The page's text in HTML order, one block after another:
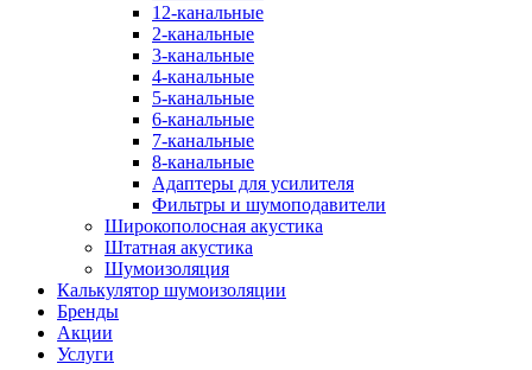
12-канальные
2-канальные
3-канальные
4-канальные
5-канальные
6-канальные
7-канальные
8-канальные
Адаптеры для усилителя
Фильтры и шумоподавители
Широкополосная акустика
Штатная акустика
Шумоизоляция
Калькулятор шумоизоляции
Бренды
Акции
Услуги